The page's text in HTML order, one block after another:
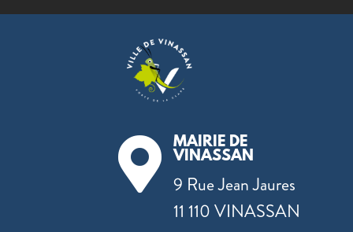

MAIRIE DE
VINASSAN
9 Rue Jean Jaures
11 110 VINASSAN